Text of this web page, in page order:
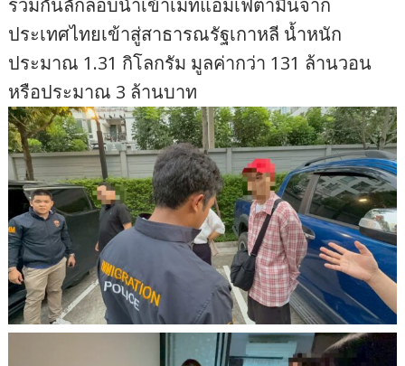
ร่วมกันลักลอบนำเข้าเมทแอมเฟตามีนจาก
ประเทศไทยเข้าสู่สาธารณรัฐเกาหลี น้ำหนัก
ประมาณ 1.31 กิโลกรัม มูลค่ากว่า 131 ล้านวอน
หรือประมาณ 3 ล้านบาท